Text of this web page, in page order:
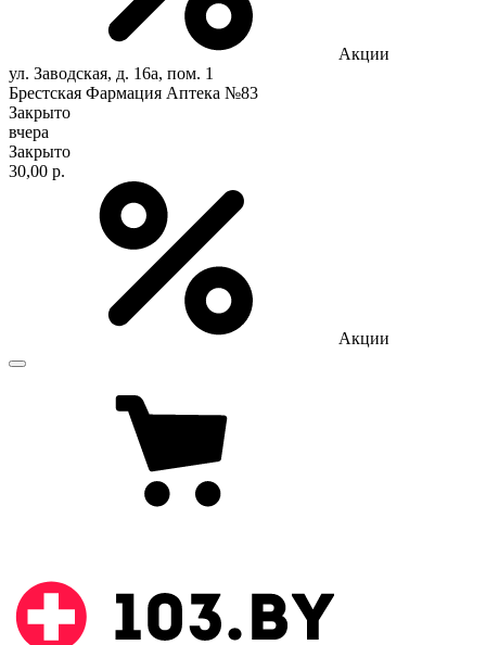
Акции
ул. Заводская, д. 16а, пом. 1
Брестская Фармация Аптека №83
Закрыто
вчера
Закрыто
30,00 р.
Акции